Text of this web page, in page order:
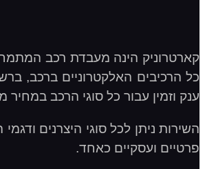
קארטרוניק הינה מעבדת רכב
כל הרכיבים האלקטרוניים ברכב,
ענק וזמין עבור כל סוגי הרכב
השירות ניתן לכל סוגי היצרנים
פרטיים ועסקיים כאחד.